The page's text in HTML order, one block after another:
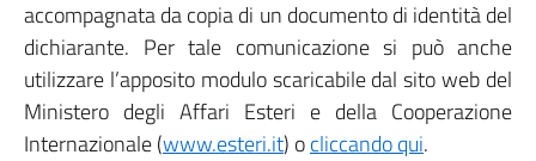
accompagnata da copia di un documento di identità del
dichiarante. Per tale comunicazione si può anche
utilizzare l’apposito modulo scaricabile dal sito web del
Ministero degli Affari Esteri e della Cooperazione
Internazionale (www.esteri.it) ocliccando qui.